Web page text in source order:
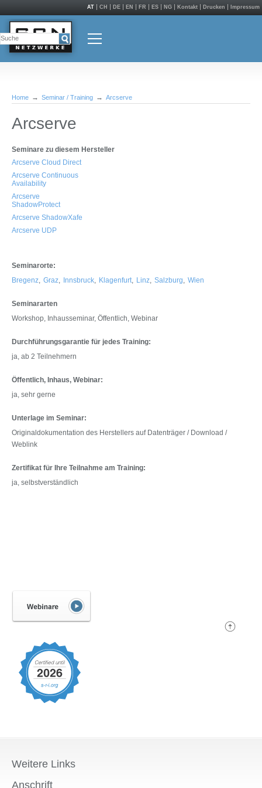
AT CH DE EN FR ES NG Kontakt Drucken Impressum
Home Seminar / Training Arcserve
Arcserve
Seminare zu diesem Hersteller
Arcserve Cloud Direct
Arcserve Continuous
Availability
Arcserve
ShadowProtect
Arcserve ShadowXafe
Arcserve UDP
Seminarorte:
Bregenz, Graz, Innsbruck, Klagenfurt, Linz, Salzburg, Wien
Seminararten
Workshop, Inhausseminar, Öffentlich, Webinar
Durchführungsgarantie für jedes Training:
ja, ab 2 Teilnehmern
Öffentlich, Inhaus, Webinar:
ja, sehr gerne
Unterlage im Seminar:
Originaldokumentation des Herstellers auf Datenträger / Download /
Weblink
Zertifikat für Ihre Teilnahme am Training:
ja, selbstverständlich
Weitere Links
Anschrift